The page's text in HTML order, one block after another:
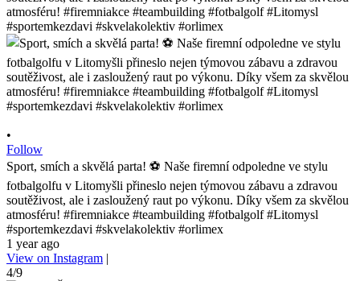
•
Follow
Sport, smích a skvělá parta! ⚽️ Naše firemní odpoledne ve stylu
fotbalgolfu v Litomyšli přineslo nejen týmovou zábavu a zdravou
soutěživost, ale i zasloužený raut po výkonu. Díky všem za skvělou
atmosféru! #firemniakce #teambuilding #fotbalgolf #Litomysl
#sportemkezdavi #skvelakolektiv #orlimex
1 year ago
View on Instagram |
4/9